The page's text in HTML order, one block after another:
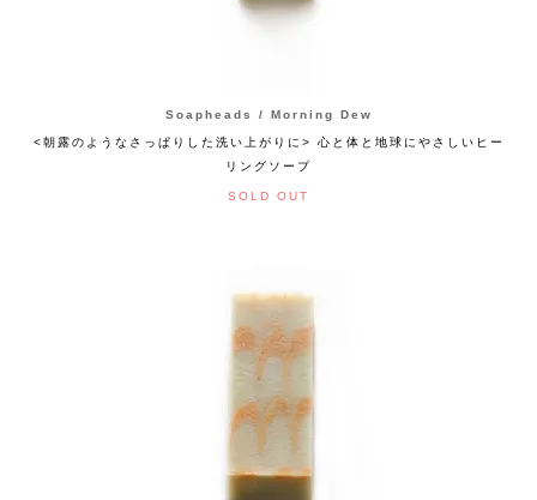
Soapheads / Morning Dew
<朝露のようなさっぱりした洗い上がりに> 心と体と地球にやさしいヒー
リングソープ
SOLD OUT